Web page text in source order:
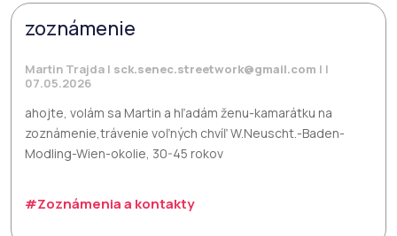
zoznámenie
Martin Trajda | sck.senec.streetwork@gmail.com | |
07.05.2026
ahojte, volám sa Martin a hľadám ženu-kamarátku na
zoznámenie,trávenie voľných chvíľ W.Neuscht.-Baden-
Modling-Wien-okolie, 30-45 rokov
#Zoznámenia a kontakty